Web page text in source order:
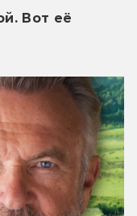
Вот её